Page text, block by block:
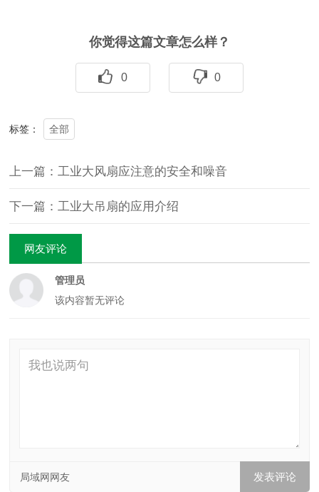
你觉得这篇文章怎么样？
0 0
标签： 全部
上一篇：工业大风扇应注意的安全和噪音
下一篇：工业大吊扇的应用介绍
网友评论
管理员
该内容暂无评论
局域网网友